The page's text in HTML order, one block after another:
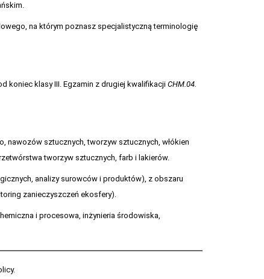
na którym poznasz specjalistyczną terminologię
koniec klasy III. Egzamin z drugiej kwalifikacji CHM.04.
nawozów sztucznych, tworzyw sztucznych, włókien
tworzyw sztucznych, farb i lakierów.
analizy surowców i produktów), z obszaru
zanieczyszczeń ekosfery).
i procesowa, inżynieria środowiska,